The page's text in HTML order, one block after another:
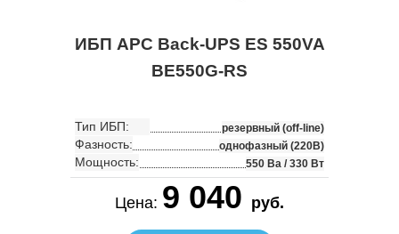
ИБП APC Back-UPS ES 550VA
BE550G-RS
Тип ИБП: резервный (off-line)
Фазность: однофазный (220В)
Мощность: 550 Ва / 330 Вт
Цена: 9 040 руб.